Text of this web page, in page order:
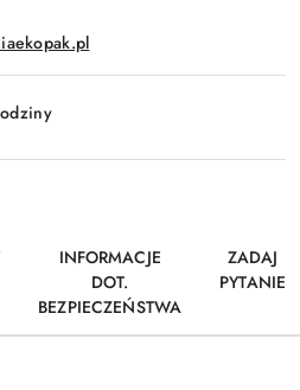
INFORMACJE
DOT.
BEZPIECZEŃSTWA
ZADAJ
PYTANIE